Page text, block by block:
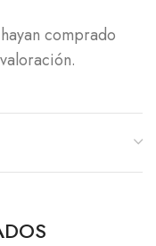
comprado